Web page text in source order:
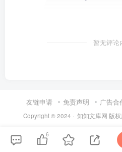
第6页 / 共63页
暂无评论
友链申请 免责声明 广告合
Copyright © 2024 · 知知文库网 版
6